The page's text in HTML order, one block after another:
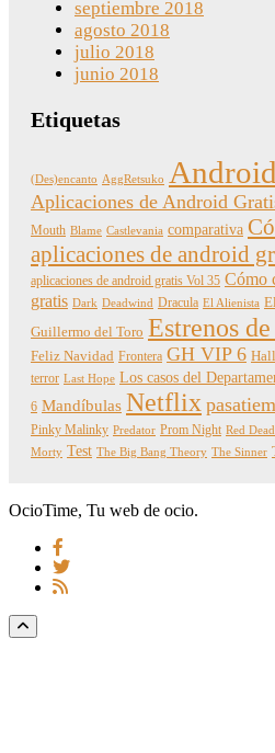
septiembre 2018
agosto 2018
julio 2018
junio 2018
Etiquetas
(Des)encanto AggRetsuko Android
Aplicaciones de Android
Mouth Blame Castlevania comparativa
aplicaciones de android
aplicaciones de android gratis Vol 35 Cómo
gratis Dark Deadwind Dracula El Alienista
Guillermo del Toro Estrenos
Feliz Navidad Frontera GH VIP 6
terror Last Hope Los casos del
6 Mandíbulas Netflix
Pinky Malinky Predator Prom Night Red
Morty Test The Big Bang Theory The Sinner
OcioTime, Tu web de ocio.